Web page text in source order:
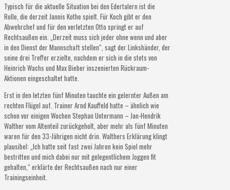
Typisch für die aktuelle Situation bei den Edertalern ist die
Rolle, die derzeit Jannis Kothe spielt. Für Koch gibt er den
Abwehrchef und für den verletzten Otto springt er auf
Rechtsaußen ein. „Derzeit muss sich jeder ohne wenn und aber
in den Dienst der Mannschaft stellen“, sagt der Linkshänder, der
seine drei Treffer erzielte, nachdem er sich in die stets von
Heinrich Wachs und Max Bieber inszenierten Rückraum-
Aktionen eingeschaltet hatte.
Erst in den letzten fünf Minuten tauchte ein gelernter Außen am
rechten Flügel auf. Trainer Arnd Kauffeld hatte – ähnlich wie
schon vor einigen Wochen Stephan Untermann – Jan-Hendrik
Walther vom Altenteil zurückgeholt, aber mehr als fünf Minuten
waren für den 33-Jährigen nicht drin. Walthers Erklärung klingt
plausibel: „Ich hatte seit fast zwei Jahren kein Spiel mehr
bestritten und mich dabei nur mit gelegentlichem Joggen fit
gehalten,“ erklärte der Rechtsaußen nach nur einer
Trainingseinheit.